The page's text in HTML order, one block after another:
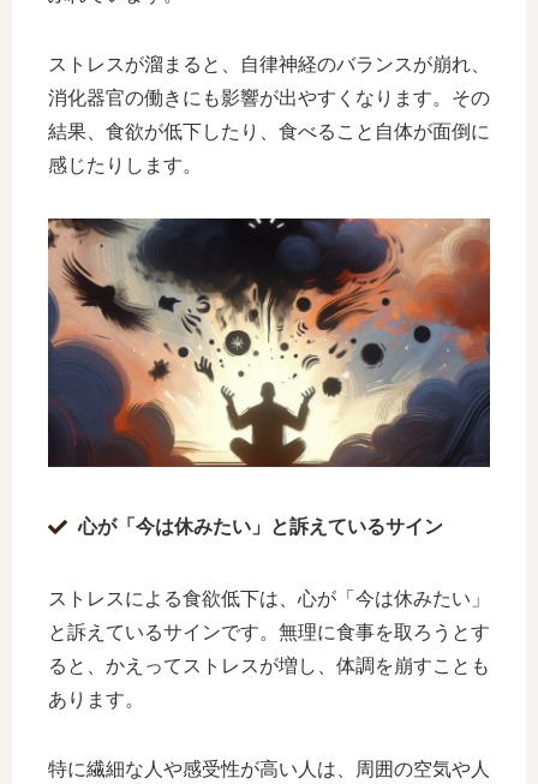
ストレスが溜まると、自律神経のバランスが崩れ、
消化器官の働きにも影響が出やすくなります。その
結果、食欲が低下したり、食べること自体が面倒に
感じたりします。
心が「今は休みたい」と訴えているサイン
ストレスによる食欲低下は、心が「今は休みたい」
と訴えているサインです。無理に食事を取ろうとす
ると、かえってストレスが増し、体調を崩すことも
あります。
特に繊細な人や感受性が高い人は、周囲の空気や人